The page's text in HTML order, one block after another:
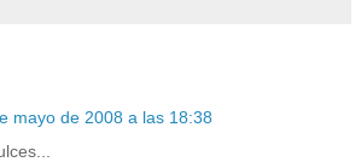
mayo de 2008 a las 18:38